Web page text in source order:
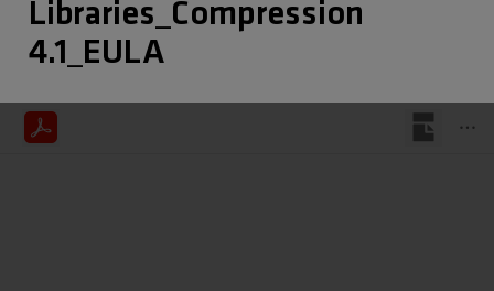
Libraries_Compression
4.1_EULA